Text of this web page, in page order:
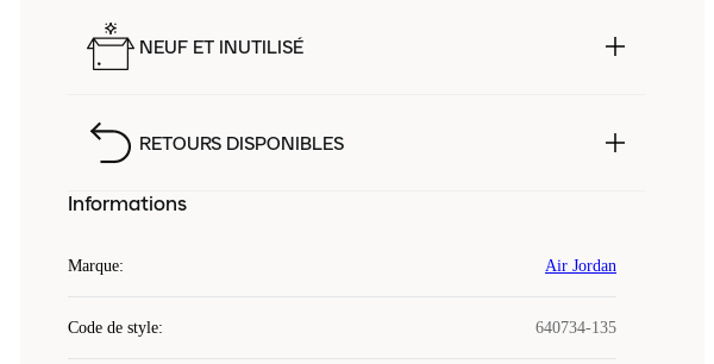
NEUF ET INUTILISÉ
RETOURS DISPONIBLES
Informations
Marque: Air Jordan
Code de style: 640734-135